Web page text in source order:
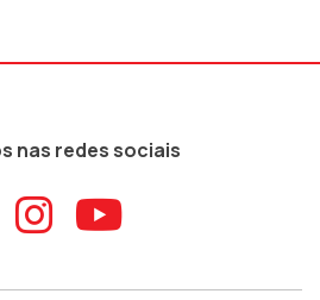
nas redes sociais
ao
Aceder ao
Aceder